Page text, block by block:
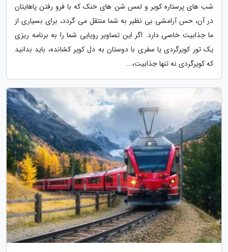
شب های پرستاره کویر و لمس شن های خنک که با فرو رفتن پاهایتان
در آن، حس آرامشی بی نظیر به شما منتقل می گردد، برای بسیاری از
ما جذابیت خاصی دارد. اگر این تصاویر رویایی شما را به برنامه ریزی
یک تور کویرگردی یا سفری با دوستان به دل کویر کشانده، باید بدانید
که کویرگردی نه تنها جذابیت،...